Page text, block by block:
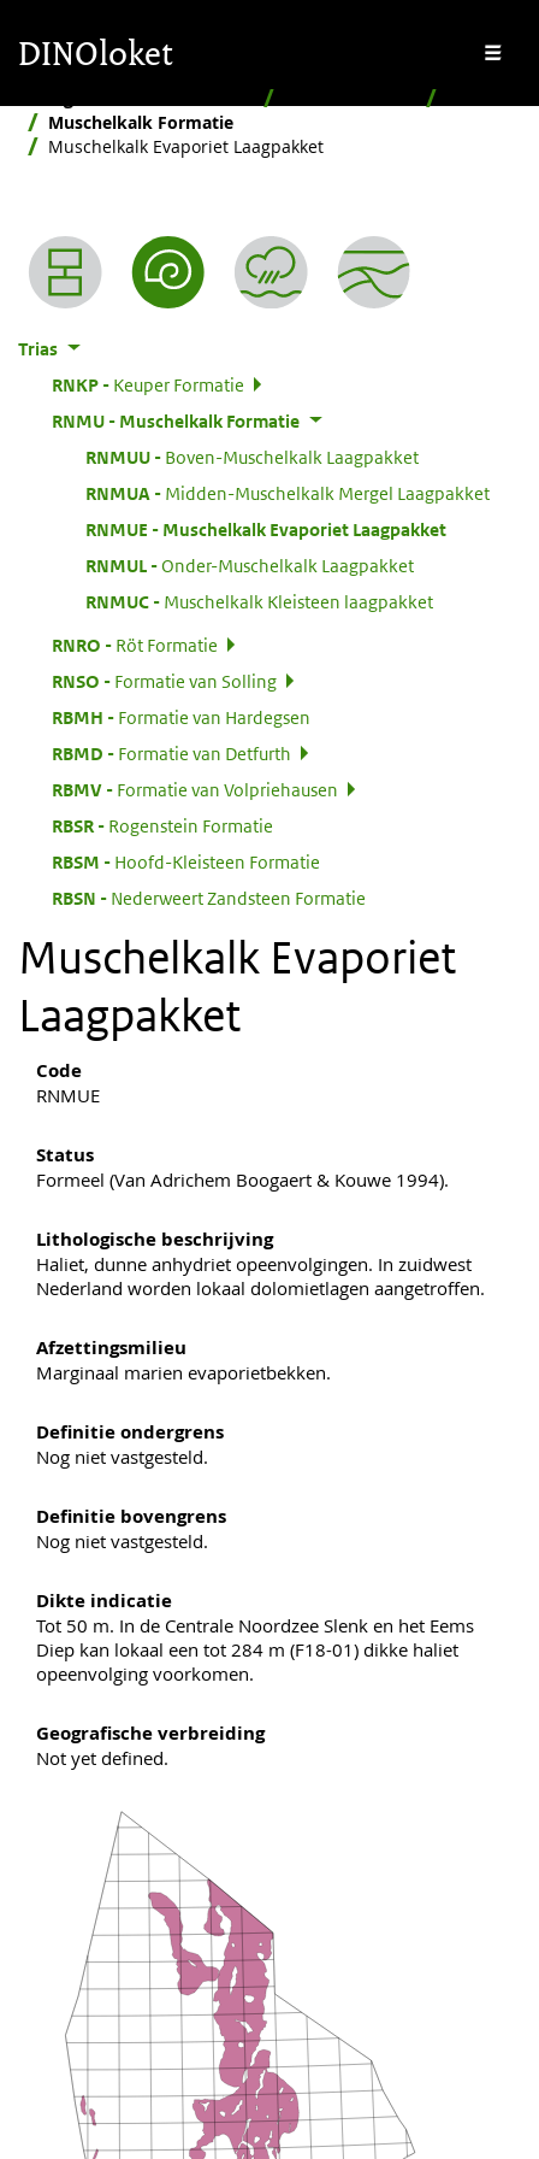
DINOloket
Muschelkalk Formatie
Muschelkalk Evaporiet Laagpakket
Nomenclator menu
Trias
RNKP:
Keuper Formatie
RNMU:
Muschelkalk Formatie
RNMUU:
Boven-Muschelkalk Laagpakket
RNMUA
Midden-Muschelkalk Mergel Laagpakket
RNMUE
Muschelkalk Evaporiet Laagpakket
RNMUL
Onder-Muschelkalk Laagpakket
RNMUC:
Muschelkalk Kleisteen laagpakket
RNRO
Röt Formatie
RNSO
Formatie van Solling
RBMH
Formatie van Hardegsen
RBMD
Formatie van Detfurth
RBMV:
Formatie van Volpriehausen
RBSR:
Rogenstein Formatie
RBSM
Hoofd-Kleisteen Formatie
RBSN
Nederweert Zandsteen Formatie
Muschelkalk Evaporiet
Laagpakket
Code
RNMUE
Status
Formeel (Van Adrichem Boogaert & Kouwe 1994).
Lithologische beschrijving
Haliet, dunne anhydriet opeenvolgingen. In zuidwest
Nederland worden lokaal dolomietlagen aangetroffen.
Afzettingsmilieu
Marginaal marien evaporietbekken.
Definitie ondergrens
Nog niet vastgesteld.
Definitie bovengrens
Nog niet vastgesteld.
Dikte indicatie
Tot 50 m. In de Centrale Noordzee Slenk en het Eems
Diep kan lokaal een tot 284 m (F18-01) dikke haliet
opeenvolging voorkomen.
Geografische verbreiding
Not yet defined.